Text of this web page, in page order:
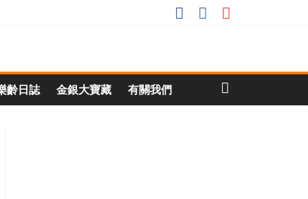
齡日誌 金銀大寶藏 有關我們